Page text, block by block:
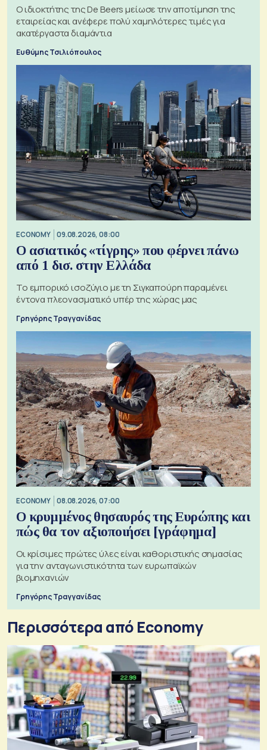
Ο ιδιοκτήτης της De Beers μείωσε την αποτίμηση της
εταιρείας και ανέφερε πολύ χαμηλότερες τιμές για
ακατέργαστα διαμάντια
Ευθύμης Τσιλιόπουλος
ECONOMY 09.08.2026, 08:00
Ο ασιατικός «τίγρης» που φέρνει πάνω
από 1 δισ. στην Ελλάδα
Το εμπορικό ισοζύγιο με τη Σιγκαπούρη παραμένει
έντονα πλεονασματικό υπέρ της χώρας μας
Γρηγόρης Τραγγανίδας
ECONOMY 08.08.2026, 07:00
Ο κρυμμένος θησαυρός της Ευρώπης και
πώς θα τον αξιοποιήσει [γράφημα]
Οι κρίσιμες πρώτες ύλες είναι καθοριστικής σημασίας
για την ανταγωνιστικότητα των ευρωπαϊκών
βιομηχανιών
Γρηγόρης Τραγγανίδας
Περισσότερα από Economy